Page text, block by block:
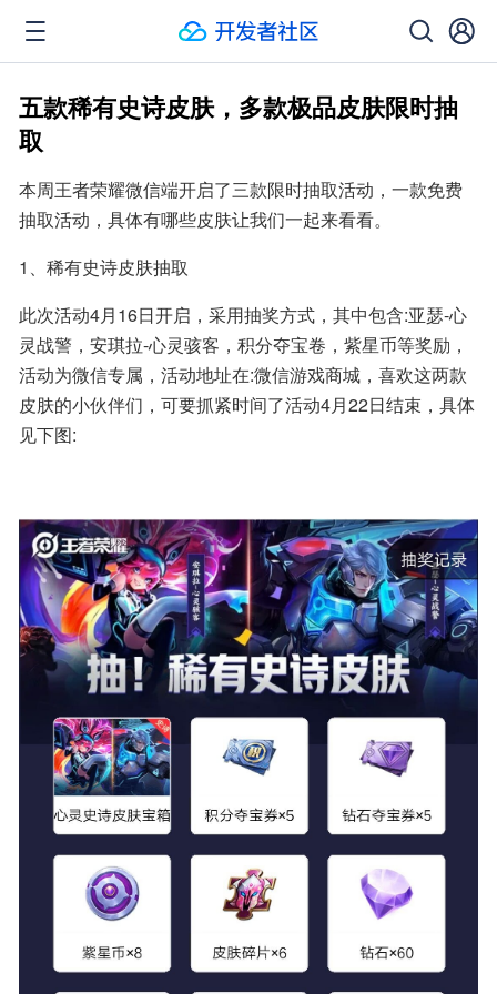
五款稀有史诗皮肤，多款极品皮肤限时抽
取
本周王者荣耀微信端开启了三款限时抽取活动，一款免费
抽取活动，具体有哪些皮肤让我们一起来看看。
1、稀有史诗皮肤抽取
此次活动4月16日开启，采用抽奖方式，其中包含:亚瑟-心
灵战警，安琪拉-心灵骇客，积分夺宝卷，紫星币等奖励，
活动为微信专属，活动地址在:微信游戏商城，喜欢这两款
皮肤的小伙伴们，可要抓紧时间了活动4月22日结束，具体
见下图: